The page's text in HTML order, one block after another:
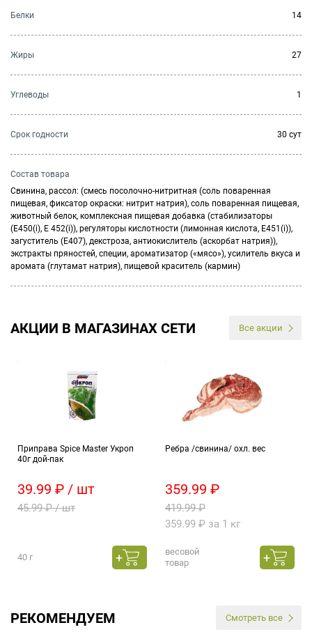
Белки 14
Жиры 27
Углеводы 1
Cрок годности 30 сут
Состав товара
Свинина, рассол: (смесь посолочно-нитритная (соль поваренная
пищевая, фиксатор окраски: нитрит натрия), соль поваренная пищевая,
животный белок, комплексная пищевая добавка (стабилизаторы
(Е450(i), Е 452(i)), регуляторы кислотности (лимонная кислота, Е451(i)),
загуститель (Е407), декстроза, антиокислитель (аскорбат натрия)),
экстракты пряностей, специи, ароматизатор («мясо»), усилитель вкуса и
аромата (глутамат натрия), пищевой краситель (кармин)
АКЦИИ В МАГАЗИНАХ СЕТИ Все акции
Приправа Spice Master Укроп
40г дой-пак
39.99 ₽ / шт
45.99 ₽ / шт
40 г
Ребра /свинина/ охл. вес
359.99 ₽
419.99 ₽
359.99 ₽ за 1 кг
весовой
товар
РЕКОМЕНДУЕМ Смотреть все